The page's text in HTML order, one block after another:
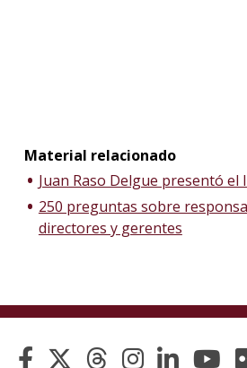
Material relacionado
Juan Raso Delgue presentó el
250 preguntas sobre
directores y gerentes